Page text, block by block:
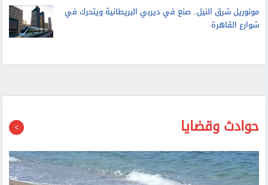
مونوريل شرق النيل.. صنع في ديربي البريطانية ويتحرك في
شوارع القاهرة
حوادث وقضايا